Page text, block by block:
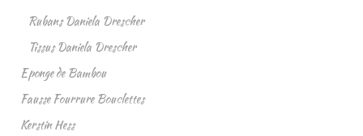
Rubans Daniela Drescher
Tissus Daniela Drescher
Eponge de Bambou
Fausse Fourrure Bouclettes
Kerstin Hess